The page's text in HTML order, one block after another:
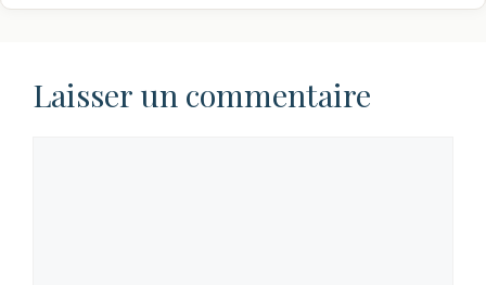
Laisser un commentaire